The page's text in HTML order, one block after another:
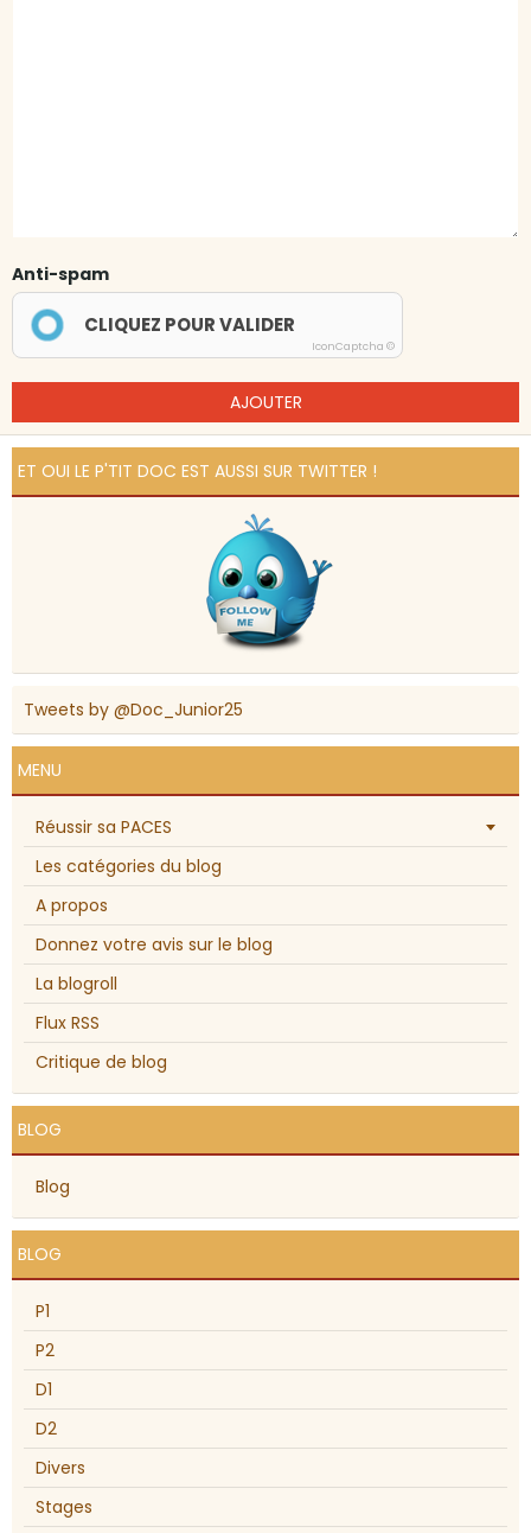
Anti-spam
CLIQUEZ POUR VALIDER
IconCaptcha ©
AJOUTER
ET OUI LE P'TIT DOC EST AUSSI SUR TWITTER !
Tweets by @Doc_Junior25
MENU
Réussir sa PACES
Les catégories du blog
A propos
Donnez votre avis sur le blog
La blogroll
Flux RSS
Critique de blog
BLOG
Blog
BLOG
P1
P2
D1
D2
Divers
Stages